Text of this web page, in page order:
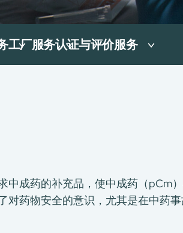
工厂服务认证与评价服务
中成药的补充品，使中成药（pCm
对药物安全的意识，尤其是在中药事